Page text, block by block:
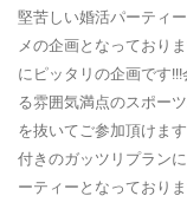
堅苦しい婚活パーティ
メの企画となっており
にピッタリの企画です
る雰囲気満点のスポー
を抜いてご参加頂けま
付きのガッツリプラン
ーティーとなっており